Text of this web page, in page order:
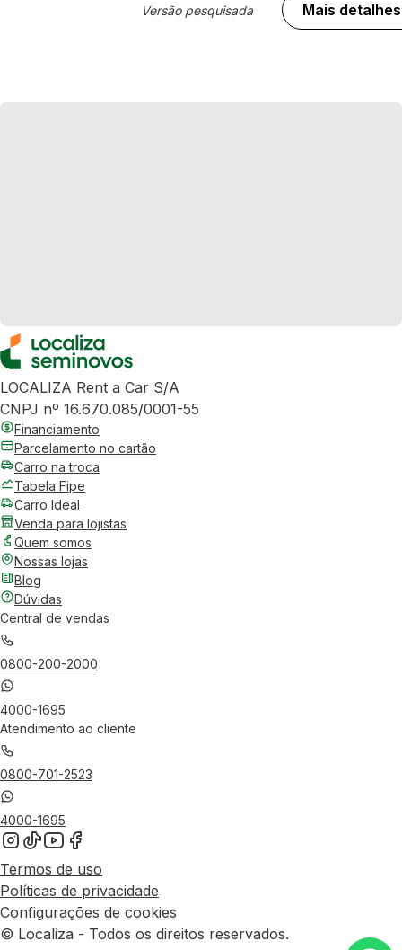
Versão pesquisada Mais detalhes
LOCALIZA Rent a Car S/A
CNPJ nº 16.670.085/0001-55
Financiamento
Parcelamento no cartão
Carro na troca
Tabela Fipe
Carro Ideal
Venda para lojistas
Quem somos
Nossas lojas
Blog
Dúvidas
Central de vendas
0800-200-2000
4000-1695
Atendimento ao cliente
0800-701-2523
4000-1695
Termos de uso
Políticas de privacidade
Configurações de cookies
© Localiza - Todos os direitos reservados.